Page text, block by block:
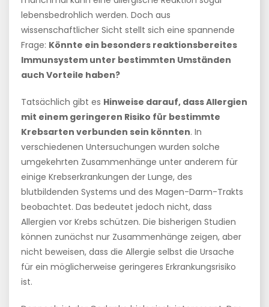
lebensbedrohlich werden. Doch aus
wissenschaftlicher Sicht stellt sich eine spannende
Frage: Könnte ein besonders reaktionsbereites
Immunsystem unter bestimmten Umständen
auch Vorteile haben?
Tatsächlich gibt es Hinweise darauf, dass Allergien
mit einem geringeren Risiko für bestimmte
Krebsarten verbunden sein könnten. In
verschiedenen Untersuchungen wurden solche
umgekehrten Zusammenhänge unter anderem für
einige Krebserkrankungen der Lunge, des
blutbildenden Systems und des Magen-Darm-Trakts
beobachtet. Das bedeutet jedoch nicht, dass
Allergien vor Krebs schützen. Die bisherigen Studien
können zunächst nur Zusammenhänge zeigen, aber
nicht beweisen, dass die Allergie selbst die Ursache
für ein möglicherweise geringeres Erkrankungsrisiko
ist.